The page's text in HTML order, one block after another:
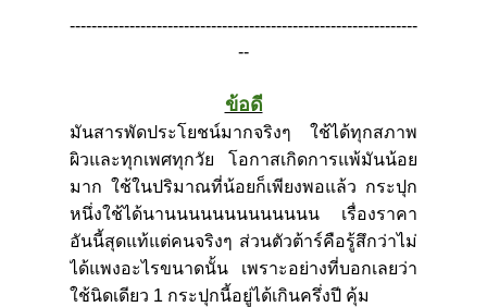
----------------------------------------------------------------
--
ข้อดี
มันสารพัดประโยชน์มากจริงๆ ใช้ได้ทุกสภาพ
ผิวและทุกเพศทุกวัย โอกาสเกิดการแพ้มันน้อย
มาก ใช้ในปริมาณที่น้อยก็เพียงพอแล้ว กระปุก
หนึ่งใช้ได้นานนนนนนนนนนนนน เรื่องราคา
อันนี้สุดแท้แต่คนจริงๆ ส่วนตัวต้าร์คือรู้สึกว่าไม่
ได้แพงอะไรขนาดนั้น เพราะอย่างที่บอกเลยว่า
ใช้นิดเดียว 1 กระปุกนี้อยู่ได้เกินครึ่งปี คุ้ม